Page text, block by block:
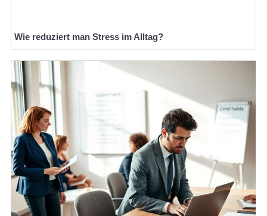
Wie reduziert man Stress im Alltag?